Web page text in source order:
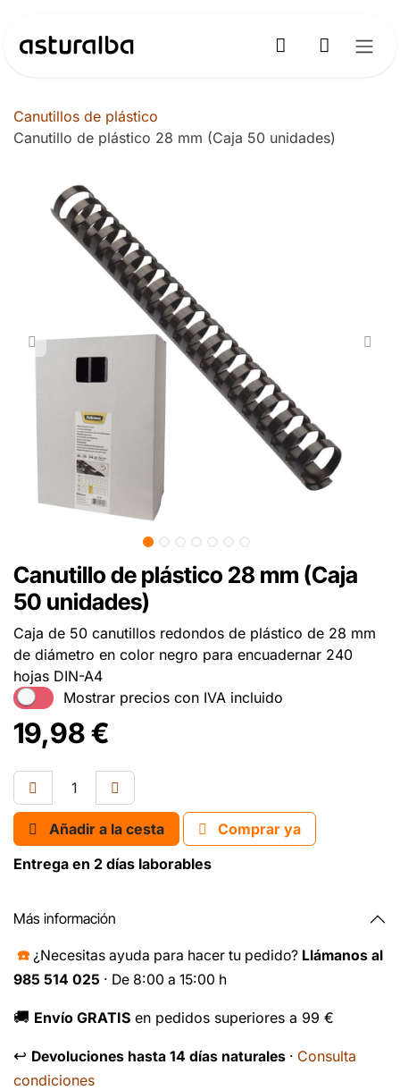
Canutillos de plástico
Canutillo de plástico 28 mm (Caja 50 unidades)
Canutillo de plástico 28 mm (Caja
50 unidades)
Caja de 50 canutillos redondos de plástico de 28 mm
de diámetro en color negro para encuadernar 240
hojas DIN-A4
Mostrar precios con IVA incluido
19,98€
Añadir a la cesta
Comprar ya
Entrega en 2 días laborables
Más información
☎️ ¿Necesitas ayuda para hacer tu pedido? Llámanos al
985 514 025 · De 8:00 a 15:00 h
🚚 Envío GRATIS en pedidos superiores a 99 €
↩️ Devoluciones hasta 14 días naturales · Consulta
condiciones